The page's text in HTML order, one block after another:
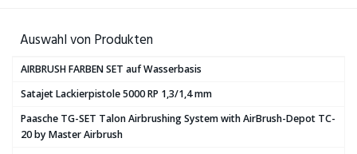
Auswahl von Produkten
AIRBRUSH FARBEN SET auf Wasserbasis
Satajet Lackierpistole 5000 RP 1,3/1,4 mm
Paasche TG-SET Talon Airbrushing System with AirBrush-Depot TC-
20 by Master Airbrush